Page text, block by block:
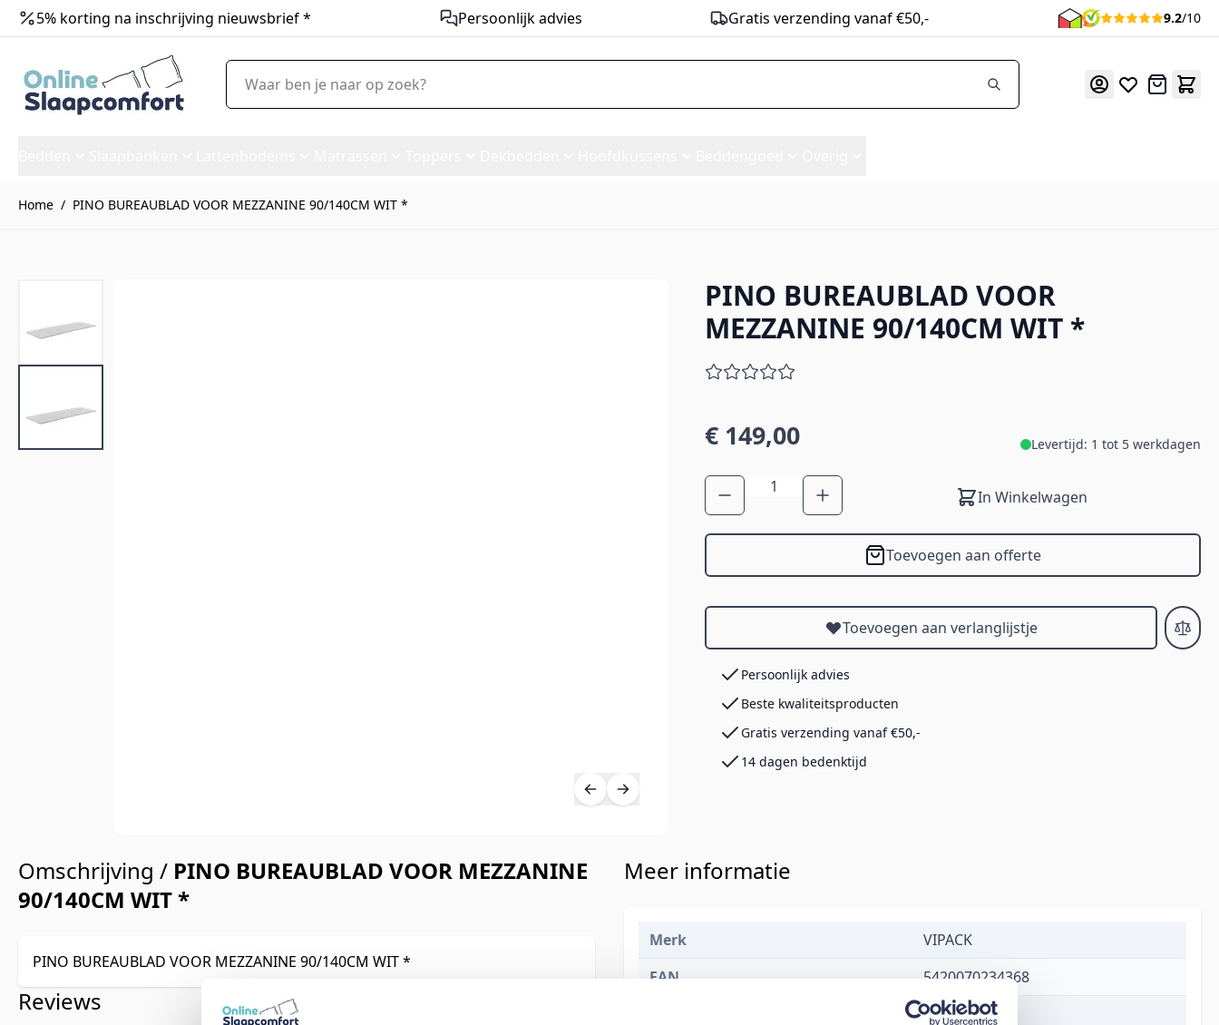
5% korting na inschrijving nieuwsbrief * Persoonlijk advies Gratis verzending vanaf €50,- 9.2/10
Offerte
Waar ben je naar op zoek?
Home / PINO BUREAUBLAD VOOR MEZZANINE 90/140CM WIT *
PINO BUREAUBLAD VOOR MEZZANINE 90/140CM WIT *PINO BUREAUBLAD VOOR
MEZZANINE 90/140CM WIT *
€ 149,00 Levertijd: 1 tot 5 werkdagen
Aantal
In Winkelwagen
Toevoegen aan offerte
Toevoegen aan verlanglijstje
Persoonlijk advies
Beste kwaliteitsproducten
Gratis verzending vanaf €50,-
14 dagen bedenktijd
Omschrijving / PINO BUREAUBLAD VOOR MEZZANINE
90/140CM WIT *
PINO BUREAUBLAD VOOR MEZZANINE 90/140CM WIT *
Reviews
Meer informatie
Merk
VIPACK
EAN
5420070234368
€ 149,00